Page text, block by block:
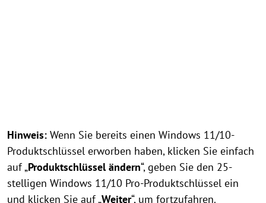
Hinweis: Wenn Sie bereits einen Windows 11/10-
Produktschlüssel erworben haben, klicken Sie einfach
auf „Produktschlüssel ändern“, geben Sie den 25-
stelligen Windows 11/10 Pro-Produktschlüssel ein
und klicken Sie auf „Weiter“, um fortzufahren.